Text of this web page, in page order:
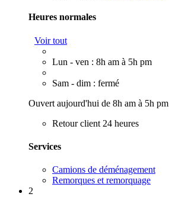
Heures normales
Voir tout
Lun - ven : 8h am à 5h pm
Sam - dim : fermé
Ouvert aujourd'hui de 8h am à 5h pm
Retour client 24 heures
Services
Camions de déménagement
Remorques et remorquage
2